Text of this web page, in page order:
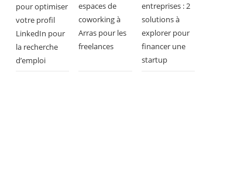
pour optimiser
votre profil
LinkedIn pour
la recherche
d’emploi
espaces de
coworking à
Arras pour les
freelances
entreprises : 2
solutions à
explorer pour
financer une
startup